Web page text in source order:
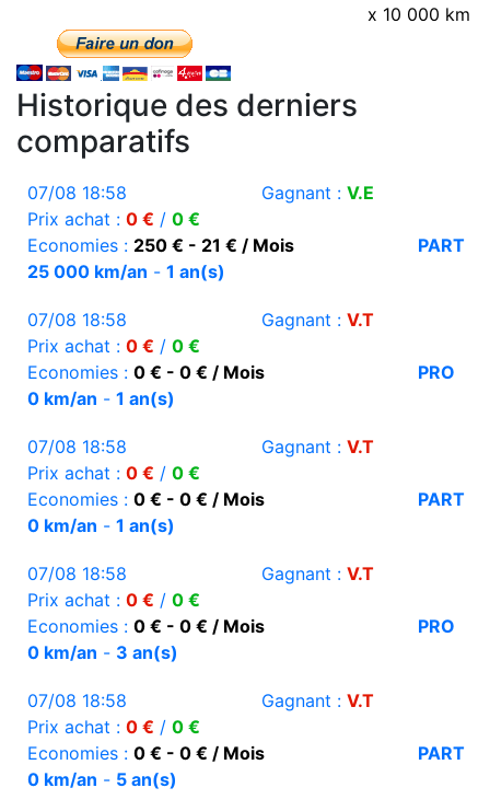
x 10 000 km
Historique des derniers
comparatifs
07/08 18:58 Gagnant : V.E
Prix achat : 0 € / 0 €
Economies : 250 € - 21 € / Mois
PART
25 000 km/an - 1 an(s)
07/08 18:58 Gagnant : V.T
Prix achat : 0 € / 0 €
Economies : 0 € - 0 € / Mois
PRO
0 km/an - 1 an(s)
07/08 18:58 Gagnant : V.T
Prix achat : 0 € / 0 €
Economies : 0 € - 0 € / Mois
PART
0 km/an - 1 an(s)
07/08 18:58 Gagnant : V.T
Prix achat : 0 € / 0 €
Economies : 0 € - 0 € / Mois
PRO
0 km/an - 3 an(s)
07/08 18:58 Gagnant : V.T
Prix achat : 0 € / 0 €
Economies : 0 € - 0 € / Mois
PART
0 km/an - 5 an(s)